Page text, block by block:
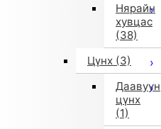
Нярайн
хувцас
(38)
Цүнх (3)
Даавуун
цүнх
(1)
хэмжээ сонгох
биеийн хэмжээтэйгээ
уу, хувцас таарахгүй
өөрөө хүлээнэ.